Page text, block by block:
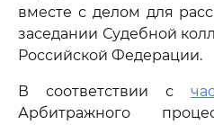
вместе с делом для
заседании Судебной
Российской Федерации.
В соответствии с
Арбитражного